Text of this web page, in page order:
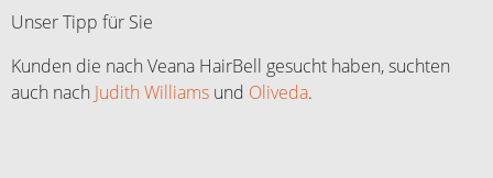
Unser Tipp für Sie
Kunden die nach Veana HairBell gesucht haben, suchten
auch nach Judith Williams und Oliveda.